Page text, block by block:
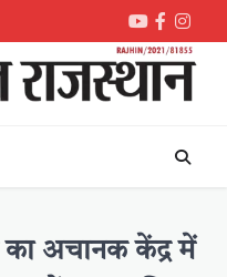
Youtube
अचानक केंद्र में